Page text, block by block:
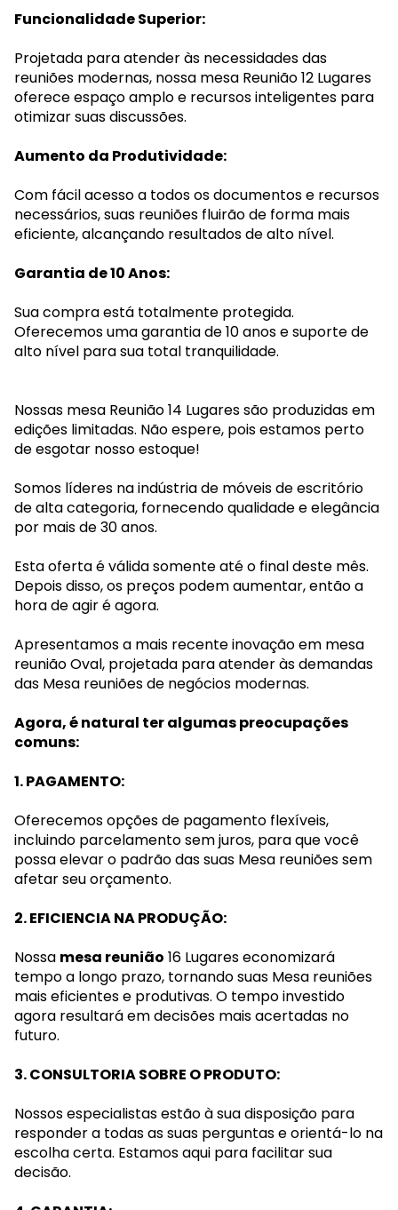
Funcionalidade Superior:
Projetada para atender às necessidades das
reuniões modernas, nossa mesa Reunião 12 Lugares
oferece espaço amplo e recursos inteligentes para
otimizar suas discussões.
Aumento da Produtividade:
Com fácil acesso a todos os documentos e recursos
necessários, suas reuniões fluirão de forma mais
eficiente, alcançando resultados de alto nível.
Garantia de 10 Anos:
Sua compra está totalmente protegida.
Oferecemos uma garantia de 10 anos e suporte de
alto nível para sua total tranquilidade.
Nossas mesa Reunião 14 Lugares são produzidas em
edições limitadas. Não espere, pois estamos perto
de esgotar nosso estoque!
Somos líderes na indústria de móveis de escritório
de alta categoria, fornecendo qualidade e elegância
por mais de 30 anos.
Esta oferta é válida somente até o final deste mês.
Depois disso, os preços podem aumentar, então a
hora de agir é agora.
Apresentamos a mais recente inovação em mesa
reunião Oval, projetada para atender às demandas
das Mesa reuniões de negócios modernas.
Agora, é natural ter algumas preocupações
comuns:
1. PAGAMENTO:
Oferecemos opções de pagamento flexíveis,
incluindo parcelamento sem juros, para que você
possa elevar o padrão das suas Mesa reuniões sem
afetar seu orçamento.
2. EFICIENCIA NA PRODUÇÃO:
Nossa mesa reunião 16 Lugares economizará
tempo a longo prazo, tornando suas Mesa reuniões
mais eficientes e produtivas. O tempo investido
agora resultará em decisões mais acertadas no
futuro.
3. CONSULTORIA SOBRE O PRODUTO:
Nossos especialistas estão à sua disposição para
responder a todas as suas perguntas e orientá-lo na
escolha certa. Estamos aqui para facilitar sua
decisão.